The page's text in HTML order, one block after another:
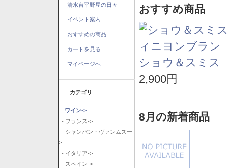
清水台平野屋の日々
イベント案内
おすすめの商品
カートを見る
マイページへ
カテゴリ
ワイン->
- フランス->
- シャンパン・ヴァンムスー-
>
- イタリア->
- スペイン->
おすすめ商品
ショウ＆スミ
2,900円
8月の新着商品